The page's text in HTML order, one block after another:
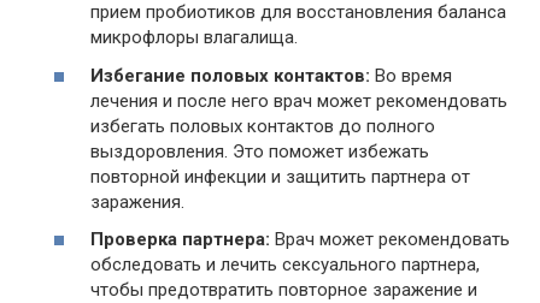
прием пробиотиков для восстановления баланса
микрофлоры влагалища.
Избегание половых контактов: Во время
лечения и после него врач может рекомендовать
избегать половых контактов до полного
выздоровления. Это поможет избежать
повторной инфекции и защитить партнера от
заражения.
Проверка партнера: Врач может рекомендовать
обследовать и лечить сексуального партнера,
чтобы предотвратить повторное заражение и